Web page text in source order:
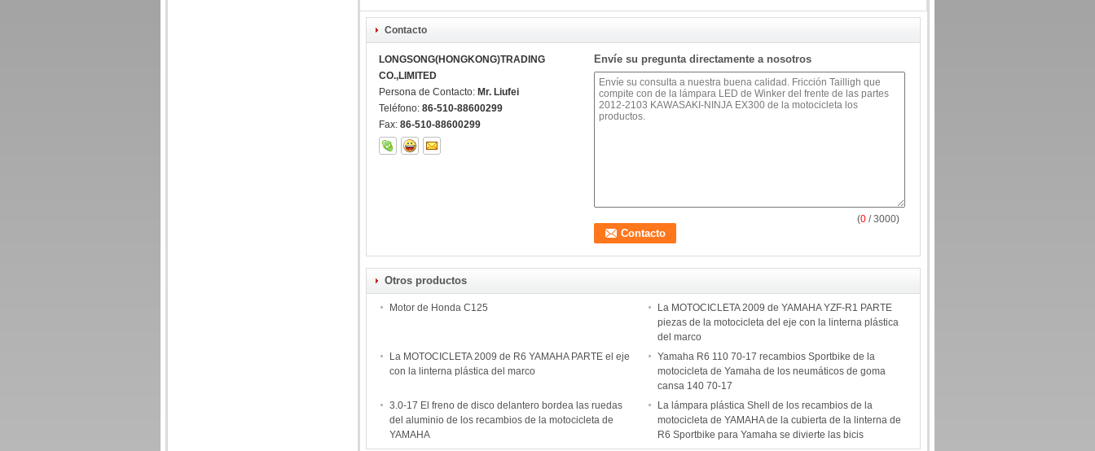
Contacto
LONGSONG(HONGKONG)TRADING
CO.,LIMITED
Persona de Contacto: Mr. Liufei
Teléfono: 86-510-88600299
Fax: 86-510-88600299
Envíe su pregunta directamente a nosotros
(0 / 3000)
Otros productos
Motor de Honda C125
La MOTOCICLETA 2009 de YAMAHA YZF-R1 PARTE
piezas de la motocicleta del eje con la linterna plástica
del marco
La MOTOCICLETA 2009 de R6 YAMAHA PARTE el eje
con la linterna plástica del marco
Yamaha R6 110 70-17 recambios Sportbike de la
motocicleta de Yamaha de los neumáticos de goma
cansa 140 70-17
3.0-17 El freno de disco delantero bordea las ruedas
del aluminio de los recambios de la motocicleta de
YAMAHA
La lámpara plástica Shell de los recambios de la
motocicleta de YAMAHA de la cubierta de la linterna de
R6 Sportbike para Yamaha se divierte las bicis